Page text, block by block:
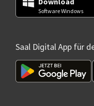
Software Windows
Saal Digital App für